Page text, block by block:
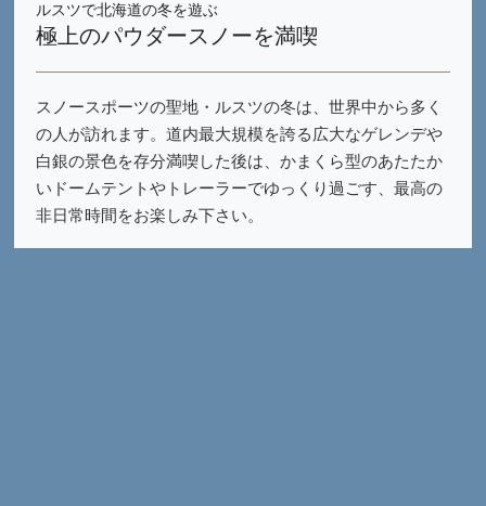
ルスツで北海道の冬を遊ぶ
極上のパウダースノーを満喫
スノースポーツの聖地・ルスツの冬は、世界中から多く
の人が訪れます。道内最大規模を誇る広大なゲレンデや
白銀の景色を存分満喫した後は、かまくら型のあたたか
いドームテントやトレーラーでゆっくり過ごす、最高の
非日常時間をお楽しみ下さい。